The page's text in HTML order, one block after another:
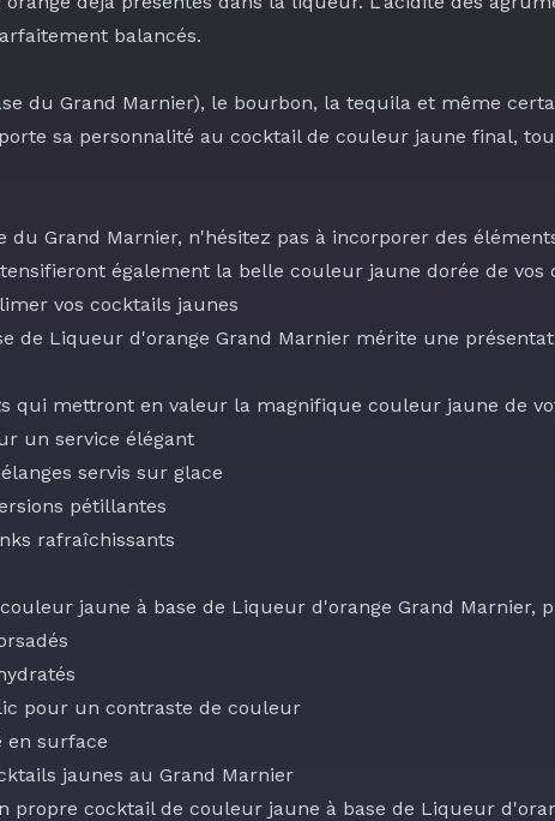
balancés.
du Grand Marnier), le bourbon, la tequila et même
sa personnalité au cocktail de couleur jaune final,
Grand Marnier, n'hésitez pas à incorporer des
également la belle couleur jaune dorée de vos
vos cocktails jaunes
de Liqueur d'orange Grand Marnier mérite une
qui mettront en valeur la magnifique couleur jaune de
un service élégant
servis sur glace
pétillantes
rafraîchissants
jaune à base de Liqueur d'orange Grand Marnier,
pour un contraste de couleur
en surface
jaunes au Grand Marnier
propre cocktail de couleur jaune à base de Liqueur